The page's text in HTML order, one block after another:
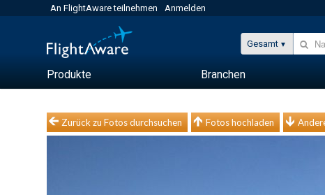
An FlightAware teilnehmen Anmelden
Gesamt
Produkte Branchen
Zurück zu Fotos durchsuchen Fotos hochladen